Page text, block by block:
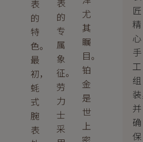
表
的
特
色。
最
初，
蚝
式
腕
表
的
专
属
象
征。
劳
力
士
采
尤
其
瞩
目。
铂
金
是
世
上
匠
精
心
手
工
组
装
并
确
保